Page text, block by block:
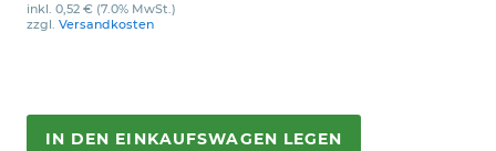
inkl. 0,52 € (7.0% MwSt.)
zzgl. Versandkosten
IN DEN EINKAUFSWAGEN LEGEN